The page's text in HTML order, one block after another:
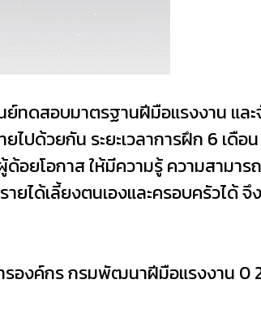
ทดสอบมาตรฐานฝีมือแรงงาน แล
ด้วยกัน ระยะเวลาการฝึก 6 เดือ
ยโอกาส ให้มีความรู้ ความสามาร
ยได้เลี้ยงตนเองและครอบครัวได้
องค์กร กรมพัฒนาฝีมือแรงงาน 0